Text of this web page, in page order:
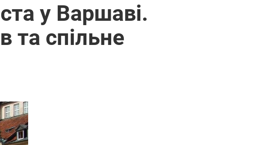
у Варшаві.
та спільне